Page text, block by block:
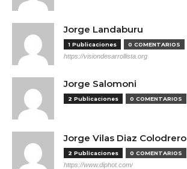
Jorge Landaburu
1 Publicaciones 0 COMENTARIOS
https://visiondesarrollista.org
Jorge Salomoni
2 Publicaciones 0 COMENTARIOS
Jorge Vilas Diaz Colodrero
2 Publicaciones 0 COMENTARIOS
https://www.diphot.com/